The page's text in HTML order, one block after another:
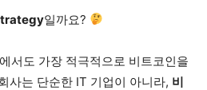
일까요?
서도 가장 적극적으로 비트코인을
사는 단순한 IT 기업이 아니라, 비